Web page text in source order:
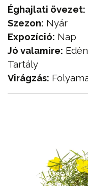
Éghajlati övezet:
Szezon: Nyár
Expozíció: Nap
Jó valamire:
Tartály
Virágzás: